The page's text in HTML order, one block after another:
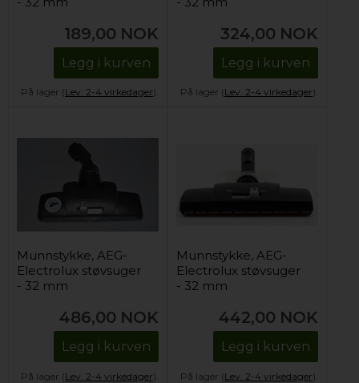
189,00 NOK
Legg i kurven
På lager (Lev. 2-4 virkedager).
324,00 NOK
Legg i kurven
På lager (Lev. 2-4 virkedager).
Munnstykke, AEG-
Electrolux støvsuger
- 32 mm
486,00 NOK
Legg i kurven
På lager (Lev. 2-4 virkedager).
Munnstykke, AEG-
Electrolux støvsuger
- 32 mm
442,00 NOK
Legg i kurven
På lager (Lev. 2-4 virkedager).